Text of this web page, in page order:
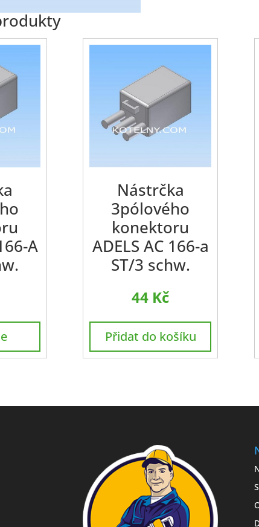
A
Nástrčka
3pólového
konektoru
ADELS AC 166-a
ST/3 schw.
44 Kč
Přidat do košíku